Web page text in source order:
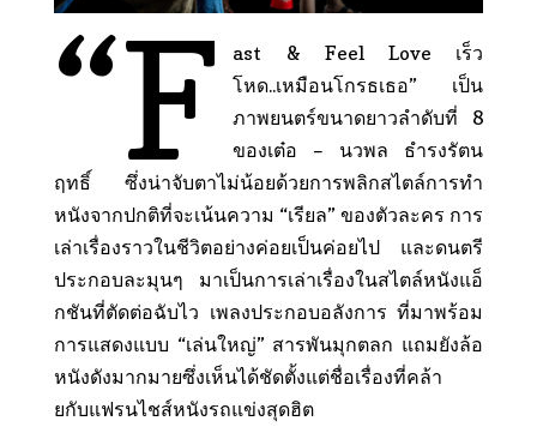
“F
ast & Feel Love เร็ว
โหด..เหมือนโกรธเธอ” เป็น
ภาพยนตร์ขนาดยาวลำดับที่ 8
ของเต๋อ – นวพล ธำรงรัตน
ฤทธิ์ ซึ่งน่าจับตาไม่น้อยด้วยการพลิกสไตล์การทำ
หนังจากปกติที่จะเน้นความ “เรียล” ของตัวละคร การ
เล่าเรื่องราวในชีวิตอย่างค่อยเป็นค่อยไป และดนตรี
ประกอบละมุนๆ มาเป็นการเล่าเรื่องในสไตล์หนังแอ็
กชันที่ตัดต่อฉับไว เพลงประกอบอลังการ ที่มาพร้อม
การแสดงแบบ “เล่นใหญ่” สารพันมุกตลก แถมยังล้อ
หนังดังมากมายซึ่งเห็นได้ชัดตั้งแต่ชื่อเรื่องที่คล้า
ยกับแฟรนไชส์หนังรถแข่งสุดฮิต